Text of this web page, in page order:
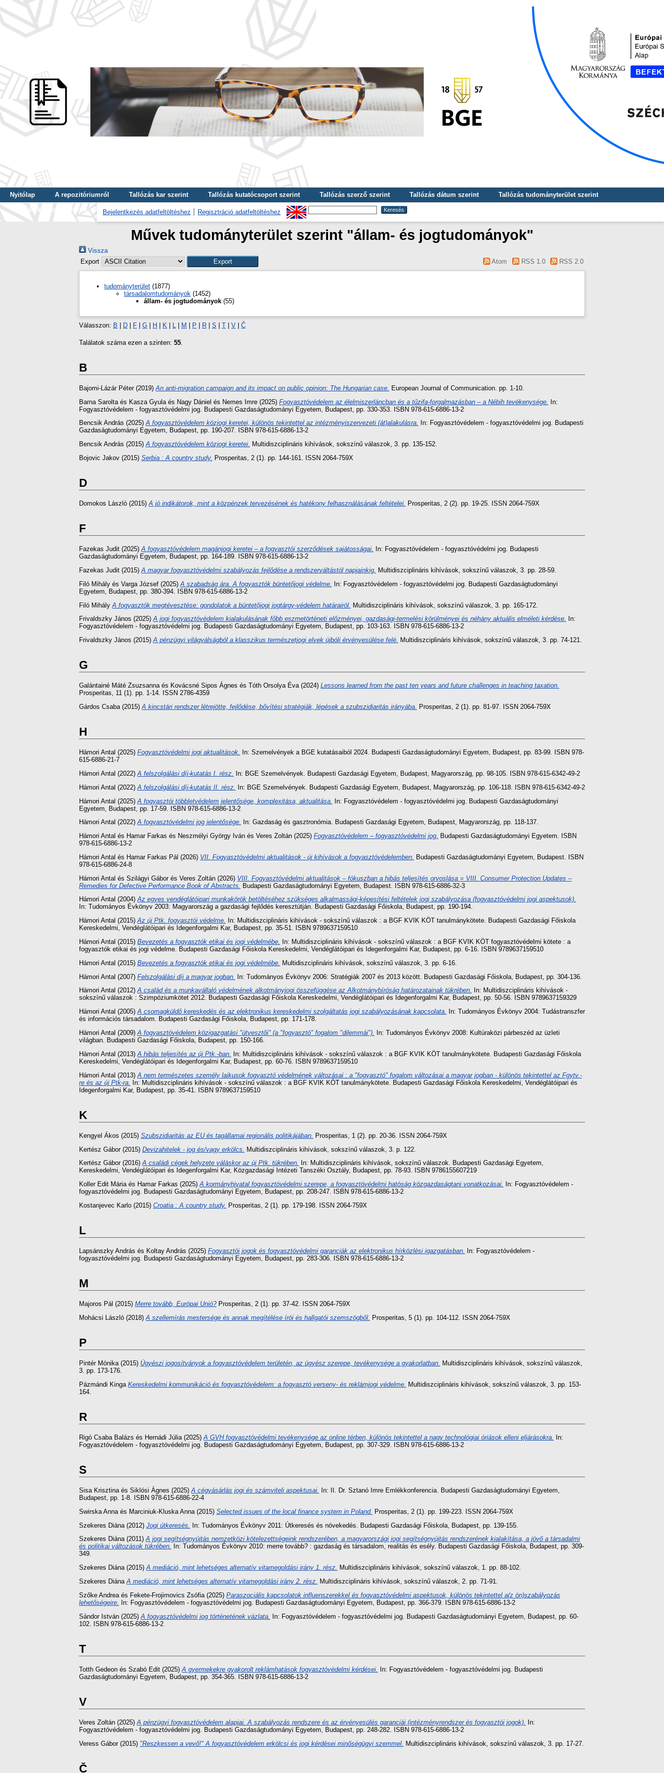
Nyitólap A repozitóriumról Tallózás kar szerint Tallózás kutatócsoport szerint Tallózás szerző szerint Tallózás dátum szerint
Tallózás tudományterület szerint
Tallózás kulcsszó szerint
Bejelentkezés adatfeltöltéshez Regisztráció adatfeltöltéshez
Művek tudományterület szerint "állam- és jogtudományok"
Vissza
Export
Atom RSS 1.0 RSS 2.0
tudományterület (1877)
társadalomtudományok (1452)
állam- és jogtudományok (55)
Válasszon: B | D | F | G | H | K | L | M | P | R | S | T | V | Č
Találatok száma ezen a szinten: 55
B
Bajomi-Lázár Péter(2019) An anti-migration campaign and its impact on public opinion: The Hungarian case. European Journal of Communication. pp. 1-10.
Barna Sarolta és Kasza Gyula és Nagy Dániel és Nemes Imre (2025) Fogyasztóvédelem az élelmiszerláncban és a tűzifa-forgalmazásban – a Nébih tevékenysége. In:
Fogyasztóvédelem - fogyasztóvédelmi jog. Budapesti Gazdaságtudományi Egyetem, Budapest, pp. 330-353. ISBN 978-615-6886-13-2
Bencsik András (2025)A fogyasztóvédelem közjogi keretei, különös tekintettel az intézményiszervezeti (át)alakulásra.
In: Fogyasztóvédelem - fogyasztóvédelmi jog. Budapesti
Gazdaságtudományi Egyetem, Budapest, pp. 190-207. ISBN 978-615-6886-13-2
Bencsik András (2015)A fogyasztóvédelem közjogi keretei. Multidiszciplináris kihívások, sokszínű válaszok, 3. pp. 135-152.
Bojovic Jakov (2015) Serbia : A country study. Prosperitas, 2 (1). pp. 144-161. ISSN 2064-759X
D
Domokos László (2015)A jó indikátorok, mint a közpénzek tervezésének és hatékony felhasználásának feltételei. Prosperitas, 2 (2). pp. 19-25. ISSN 2064-759X
F
Fazekas Judit (2025)A fogyasztóvédelem magánjogi keretei – a fogyasztói szerződések sajátosságai.
In: Fogyasztóvédelem - fogyasztóvédelmi jog. Budapesti
Gazdaságtudományi Egyetem, Budapest, pp. 164-189. ISBN 978-615-6886-13-2
Fazekas Judit (2015) A magyar fogyasztóvédelmi szabályozás fejlődése a rendszerváltástól napjainkig.
Multidiszciplináris kihívások, sokszínű válaszok, 3. pp. 28-59.
Filó Mihály és Varga József (2025) A szabadság ára. A fogyasztók büntetőjogi védelme. In: Fogyasztóvédelem - fogyasztóvédelmi jog. Budapesti Gazdaságtudományi
Egyetem, Budapest, pp. 380-394. ISBN 978-615-6886-13-2
Filó Mihály A fogyasztók megtévesztése: gondolatok a büntetőjogi jogtárgy-védelem határairól. Multidiszciplináris kihívások, sokszínű válaszok, 3. pp. 165-172.
Frivaldszky János (2025)A jogi fogyasztóvédelem kialakulásának főbb eszmetörténeti előzményei, gazdasági-termelési körülményei és néhány aktuális elméleti kérdése.
In:
Fogyasztóvédelem - fogyasztóvédelmi jog. Budapesti Gazdaságtudományi Egyetem, Budapest, pp. 103-163. ISBN 978-615-6886-13-2
Frivaldszky János (2015)A pénzügyi világválságból a klasszikus természetjogi elvek újbóli érvényesülése felé. Multidiszciplináris kihívások, sokszínű válaszok, 3. pp. 74-121.
G
Galántainé Máté Zsuzsannaés Kovácsné Sipos Ágnes és Tóth Orsolya Éva(2024) Lessons learned from the past ten years and future challenges in teaching taxation.
Prosperitas, 11 (1). pp. 1-14. ISSN 2786-4359
Gárdos Csaba(2015)A kincstári rendszer létrejötte, fejlődése, bővítési stratégiák, lépések a szubszidiaritás irányába. Prosperitas, 2 (1). pp. 81-97. ISSN 2064-759X
H
Hámori Antal (2025) Fogyasztóvédelmi jogi aktualitások.
In: Szemelvények a BGE kutatásaiból 2024. Budapesti Gazdaságtudományi Egyetem, Budapest, pp. 83-99. ISBN 978-
615-6886-21-7
Hámori Antal (2022) A felszolgálási díj-kutatás I. rész.
In: BGE Szemelvények. Budapesti Gazdasági Egyetem, Budapest, Magyarország, pp. 98-105. ISBN 978-615-6342-49-2
Hámori Antal (2022) A felszolgálási díj-kutatás II. rész. In: BGE Szemelvények. Budapesti Gazdasági Egyetem, Budapest, Magyarország, pp. 106-118. ISBN 978-615-6342-49-2
Hámori Antal (2025) A fogyasztói többletvédelem jelentősége, komplexitása, aktualitása. In: Fogyasztóvédelem - fogyasztóvédelmi jog. Budapesti Gazdaságtudományi
Egyetem, Budapest, pp. 17-59. ISBN 978-615-6886-13-2
Hámori Antal (2022)A fogyasztóvédelmi jog jelentősége.
In: Gazdaság és gasztronómia. Budapesti Gazdasági Egyetem, Budapest, Magyarország, pp. 118-137.
Hámori Antal és Hamar Farkas és Neszmélyi György Iván és Veres Zoltán (2025) Fogyasztóvédelem – fogyasztóvédelmi jog. Budapesti Gazdaságtudományi Egyetem. ISBN
978-615-6886-13-2
Hámori Antal és Hamar Farkas Pál (2026) VII. Fogyasztóvédelmi aktualitások - új kihívások a fogyasztóvédelemben.
Budapesti Gazdaságtudományi Egyetem, Budapest. ISBN
978-615-6886-24-8
Hámori Antal és Szilágyi Gáborés Veres Zoltán (2026) VIII. Fogyasztóvédelmi aktualitások – fókuszban a hibás teljesítés orvoslása = VIII. Consumer Protection Updates –
Remedies for Defective Performance Book of Abstracts.
Budapesti Gazdaságtudományi Egyetem, Budapest. ISBN 978-615-6886-32-3
Hámori Antal (2004)Az egyes vendéglátóipari munkakörök betöltéséhez szükséges alkalmassági-képesítési feltételek jogi szabályozása (fogyasztóvédelmi jogi aspektusok).
In: Tudományos Évkönyv 2003: Magyarország a gazdasági fejlődés keresztútján. Budapesti Gazdasági Főiskola, Budapest, pp. 190-194.
Hámori Antal (2015)Az új Ptk. fogyasztói védelme.
In: Multidiszciplináris kihívások - sokszínű válaszok : a BGF KVIK KÖT tanulmánykötete. Budapesti Gazdasági Főiskola
Kereskedelmi, Vendéglátóipari és Idegenforgalmi Kar, Budapest, pp. 35-51. ISBN 9789637159510
Hámori Antal (2015) Bevezetés a fogyasztók etikai és jogi védelmébe.
In: Multidiszciplináris kihívások - sokszínű válaszok : a BGF KVIK KÖT fogyasztóvédelmi kötete : a
fogyasztók etikai és jogi védelme. Budapesti Gazdasági Főiskola Kereskedelmi, Vendéglátóipari és Idegenforgalmi Kar, Budapest, pp. 6-16. ISBN 9789637159510
Hámori Antal (2015) Bevezetés a fogyasztók etikai és jogi védelmébe.
Multidiszciplináris kihívások, sokszínű válaszok, 3. pp. 6-16.
Hámori Antal (2007) Felszolgálási díj a magyar jogban. In: Tudományos Évkönyv 2006: Stratégiák 2007 és 2013 között. Budapesti Gazdasági Főiskola, Budapest, pp. 304-136.
Hámori Antal (2012)A család és a munkavállaló védelmének alkotmányjogi összefüggése az Alkotmánybíróság határozatainak tükrében.
In: Multidiszciplináris kihívások -
sokszínű válaszok : Szimpóziumkötet 2012. Budapesti Gazdasági Főiskola Kereskedelmi, Vendéglátóipari és Idegenforgalmi Kar, Budapest, pp. 50-56. ISBN 9789637159329
Hámori Antal (2005)A csomagküldő kereskedés és az elektronikus kereskedelmi szolgáltatás jogi szabályozásának kapcsolata.
In: Tudományos Évkönyv 2004: Tudástranszfer
és információs társadalom. Budapesti Gazdasági Főiskola, Budapest, pp. 171-178.
Hámori Antal (2009)A fogyasztóvédelem közigazgatási "útvesztői" (a "fogyasztó" fogalom "dilemmái").
In: Tudományos Évkönyv 2008: Kultúraközi párbeszéd az üzleti
világban. Budapesti Gazdasági Főiskola, Budapest, pp. 150-166.
Hámori Antal (2013) A hibás teljesítés az új Ptk.-ban.
In: Multidiszciplináris kihívások - sokszínű válaszok : a BGF KVIK KÖT tanulmánykötete. Budapesti Gazdasági Főiskola
Kereskedelmi, Vendéglátóipari és Idegenforgalmi Kar, Budapest, pp. 60-76. ISBN 9789637159510
Hámori Antal (2013) A nem természetes személy laikusok fogyasztó védelmének változásai : a "fogyasztó" fogalom változásai a magyar jogban - különös tekintettel az Fgytv.-
re és az új Ptk-ra. In: Multidiszciplináris kihívások - sokszínű válaszok : a BGF KVIK KÖT tanulmánykötete. Budapesti Gazdasági Főiskola Kereskedelmi, Vendéglátóipari és
Idegenforgalmi Kar, Budapest, pp. 35-41. ISBN 9789637159510
K
Kengyel Ákos (2015) Szubszidiaritás az EU és tagállamai regionális politikájában.
Prosperitas, 1 (2). pp. 20-36. ISSN 2064-759X
Kertész Gábor(2015) Devizahitelek - jog és/vagy erkölcs.
Multidiszciplináris kihívások, sokszínű válaszok, 3. p. 122.
Kertész Gábor(2016)A családi cégek helyzete váláskor az új Ptk. tükrében.
In: Multidiszciplináris kihívások, sokszínű válaszok. Budapesti Gazdasági Egyetem,
Kereskedelmi, Vendéglátóipari és Idegenforgalmi Kar, Közgazdasági Intézeti Tanszéki Osztály, Budapest, pp. 78-93. ISBN 9786155607219
Koller Edit Máriaés Hamar Farkas (2025)A kormányhivatal fogyasztóvédelmi szerepe, a fogyasztóvédelmi hatóság közgazdaságtani vonatkozásai.
In: Fogyasztóvédelem -
fogyasztóvédelmi jog. Budapesti Gazdaságtudományi Egyetem, Budapest, pp. 208-247. ISBN 978-615-6886-13-2
Kostanjevec Karlo (2015) Croatia : A country study. Prosperitas, 2 (1). pp. 179-198. ISSN 2064-759X
L
Lapsánszky András és Koltay András (2025) Fogyasztói jogok és fogyasztóvédelmi garanciák az elektronikus hírközlési igazgatásban.
In: Fogyasztóvédelem -
fogyasztóvédelmi jog. Budapesti Gazdaságtudományi Egyetem, Budapest, pp. 283-306. ISBN 978-615-6886-13-2
M
Majoros Pál (2015) Merre tovább, Európai Unió?Prosperitas, 2 (1). pp. 37-42. ISSN 2064-759X
Mohácsi László (2018) A szellemírás mestersége és annak megítélése írói és hallgatói szemszögből. Prosperitas, 5 (1). pp. 104-112. ISSN 2064-759X
P
Pintér Mónika(2015) Ügyészi jogosítványok a fogyasztóvédelem területén, az ügyész szerepe, tevékenysége a gyakorlatban. Multidiszciplináris kihívások, sokszínű válaszok,
3. pp. 173-176.
Pázmándi Kinga Kereskedelmi kommunikáció és fogyasztóvédelem: a fogyasztó verseny- és reklámjogi védelme.
Multidiszciplináris kihívások, sokszínű válaszok, 3. pp. 153-
164.
R
Rigó Csaba Balázs és Hernádi Júlia (2025) A GVH fogyasztóvédelmi tevékenysége az online térben, különös tekintettel a nagy technológiai óriások elleni eljárásokra.
In:
Fogyasztóvédelem - fogyasztóvédelmi jog. Budapesti Gazdaságtudományi Egyetem, Budapest, pp. 307-329. ISBN 978-615-6886-13-2
S
Sisa Krisztinaés Siklósi Ágnes (2025)A cégvásárlás jogi és számviteli aspektusai.
In: II. Dr. Sztanó Imre Emlékkonferencia. Budapesti Gazdaságtudományi Egyetem,
Budapest, pp. 1-8. ISBN 978-615-6886-22-4
Swirska Anna és Marciniuk-Kluska Anna (2015) Selected issues of the local finance system in Poland. Prosperitas, 2 (1). pp. 199-223. ISSN 2064-759X
Szekeres Diána (2012) Jogi útkeresés.
In: Tudományos Évkönyv 2011: Útkeresés és növekedés. Budapesti Gazdasági Főiskola, Budapest, pp. 139-155.
Szekeres Diána(2011)A jogi segítségnyújtás nemzetközi kötelezettségeink rendszerében, a magyarországi jogi segítségnyújtás rendszerének kialakítása, a jövő a társadalmi
és politikai változások tükrében.
In: Tudományos Évkönyv 2010: merre tovább? : gazdaság és társadalom, realitás és esély. Budapesti Gazdasági Főiskola, Budapest, pp. 309-
349.
Szekeres Diána(2015)A mediáció, mint lehetséges alternatív vitamegoldási irány 1. rész. Multidiszciplináris kihívások, sokszínű válaszok, 1. pp. 88-102.
Szekeres Diána A mediáció, mint lehetséges alternatív vitamegoldási irány 2. rész. Multidiszciplináris kihívások, sokszínű válaszok, 2. pp. 71-91.
Szőke Andrea és Fekete-Frojimovics Zsófia (2025) Paraszociális kapcsolatok influenszerekkel és fogyasztóvédelmi aspektusok, különös tekintettel a(z ön)szabályozás
lehetőségeire.
In: Fogyasztóvédelem - fogyasztóvédelmi jog. Budapesti Gazdaságtudományi Egyetem, Budapest, pp. 366-379. ISBN 978-615-6886-13-2
Sándor István (2025) A fogyasztóvédelmi jog történetének vázlata. In: Fogyasztóvédelem - fogyasztóvédelmi jog. Budapesti Gazdaságtudományi Egyetem, Budapest, pp. 60-
102. ISBN 978-615-6886-13-2
T
Totth Gedeon és Szabó Edit (2025) A gyermekekre gyakorolt reklámhatások fogyasztóvédelmi kérdései.
In: Fogyasztóvédelem - fogyasztóvédelmi jog. Budapesti
Gazdaságtudományi Egyetem, Budapest, pp. 354-365. ISBN 978-615-6886-13-2
V
Veres Zoltán (2025) A pénzügyi fogyasztóvédelem alapjai. A szabályozás rendszere és az érvényesülés garanciái (intézményrendszer és fogyasztói jogok).
In:
Fogyasztóvédelem - fogyasztóvédelmi jog. Budapesti Gazdaságtudományi Egyetem, Budapest, pp. 248-282. ISBN 978-615-6886-13-2
Veress Gábor(2015) "Reszkessen a vevő!" A fogyasztóvédelem erkölcsi és jogi kérdései minőségügyi szemmel. Multidiszciplináris kihívások, sokszínű válaszok, 3. pp. 17-27.
Č